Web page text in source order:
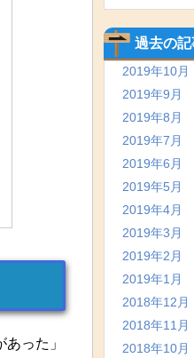
った」
過去の記
2019年10月
2019年9月
2019年8月
2019年7月
2019年6月
2019年5月
2019年4月
2019年3月
2019年2月
2019年1月
2018年12月
2018年11月
2018年10月